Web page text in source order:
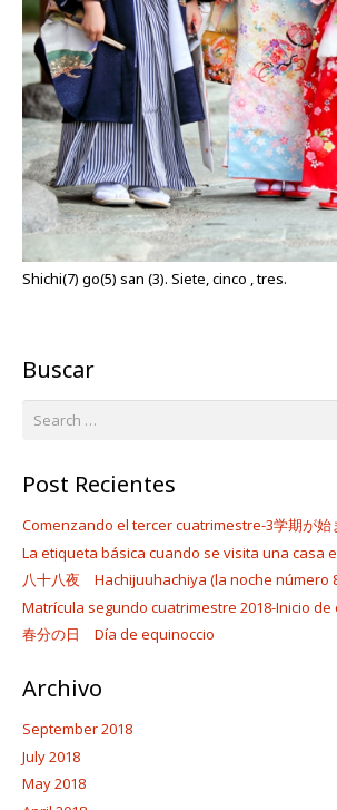
Shichi(7) go(5) san (3). Siete, cinco , tres.
Buscar
Post Recientes
Comenzando el tercer cuatrimestre-3学期が始
La etiqueta básica cuando se visita una casa
八十八夜 Hachijuuhachiya (la noche número
Matrícula segundo cuatrimestre 2018-Inicio de
春分の日 Día de equinoccio
Archivo
September 2018
July 2018
May 2018